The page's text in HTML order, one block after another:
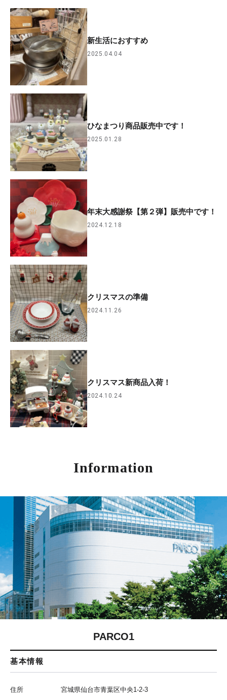
新生活におすすめ
2025.04.04
ひなまつり商品販売中です！
2025.01.28
年末大感謝祭【第２弾】販売中です！
2024.12.18
クリスマスの準備
2024.11.26
クリスマス新商品入荷！
2024.10.24
Information
PARCO1
基本情報
住所 宮城県仙台市青葉区中央1-2-3